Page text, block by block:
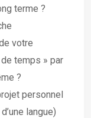
terme ?
votre
temps » par
?
personnel
langue)